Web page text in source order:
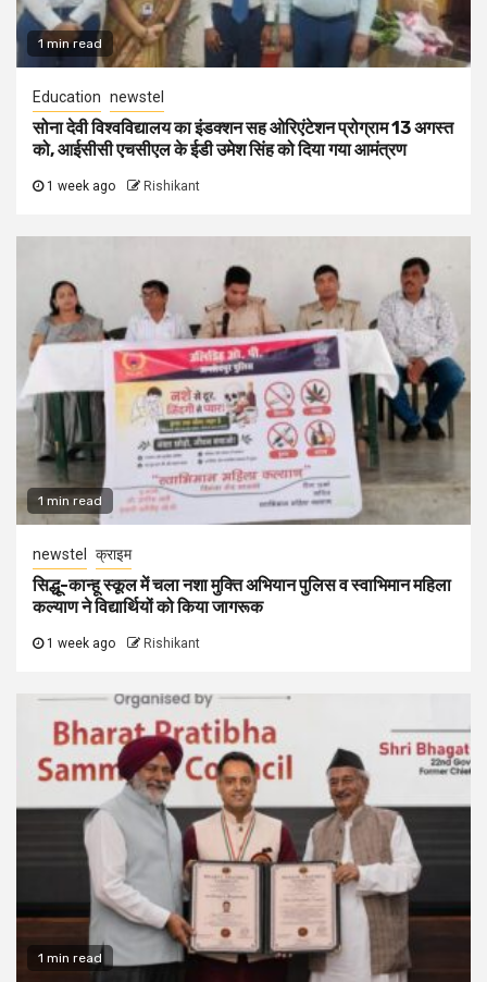
1 min read
Education newstel
सोना देवी विश्वविद्यालय का इंडक्शन सह ओरिएंटेशन प्रोग्राम 13 अगस्त
को, आईसीसी एचसीएल के ईडी उमेश सिंह को दिया गया आमंत्रण
1 week ago Rishikant
1 min read
newstel क्राइम
सिद्धू-कान्हू स्कूल में चला नशा मुक्ति अभियान पुलिस व स्वाभिमान महिला
कल्याण ने विद्यार्थियों को किया जागरूक
1 week ago Rishikant
1 min read